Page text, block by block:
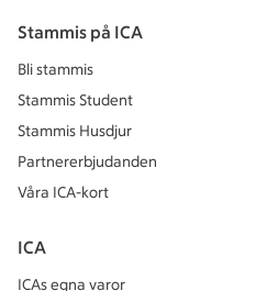
Stammis på ICA
Bli stammis
Stammis Student
Stammis Husdjur
Partnererbjudanden
Våra ICA-kort
ICA
ICAs egna varor